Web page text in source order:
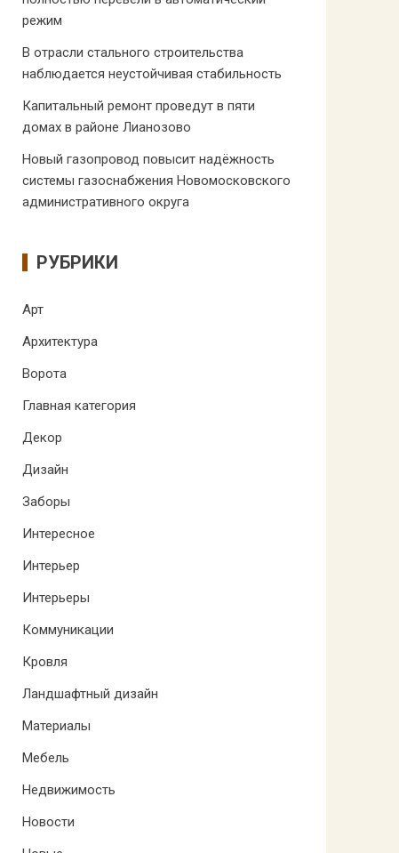
режим
В отрасли стального строительства
наблюдается неустойчивая стабильность
Капитальный ремонт проведут в пяти
домах в районе Лианозово
Новый газопровод повысит надёжность
системы газоснабжения Новомосковского
административного округа
РУБРИКИ
Арт
Архитектура
Ворота
Главная категория
Декор
Дизайн
Заборы
Интересное
Интерьер
Интерьеры
Коммуникации
Кровля
Ландшафтный дизайн
Материалы
Мебель
Недвижимость
Новости